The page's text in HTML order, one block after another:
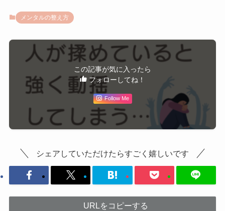
メンタルの整え方
この記事が気に入ったら
フォローしてね！
Follow Me
シェアしていただけたらすごく嬉しいです
URLをコピーする